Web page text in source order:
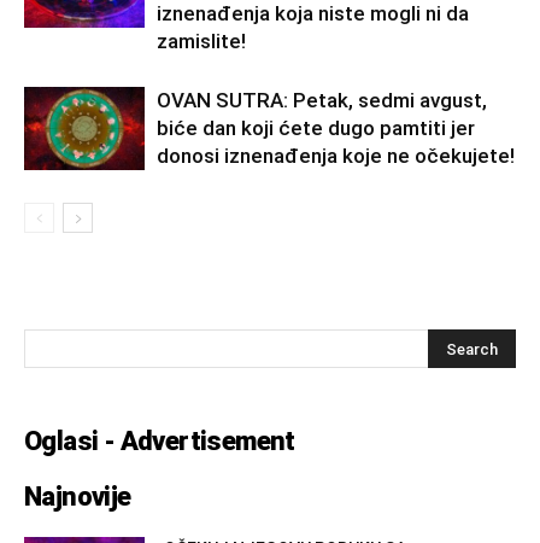
iznenađenja koja niste mogli ni da
zamislite!
OVAN SUTRA: Petak, sedmi avgust,
biće dan koji ćete dugo pamtiti jer
donosi iznenađenja koje ne očekujete!
Oglasi - Advertisement
Najnovije